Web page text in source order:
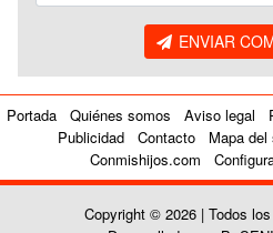
ENVIAR
Portada Quiénes somos Aviso legal
Publicidad
Contacto Mapa del
Conmishijos.com
Copyright © 2026 | Todos